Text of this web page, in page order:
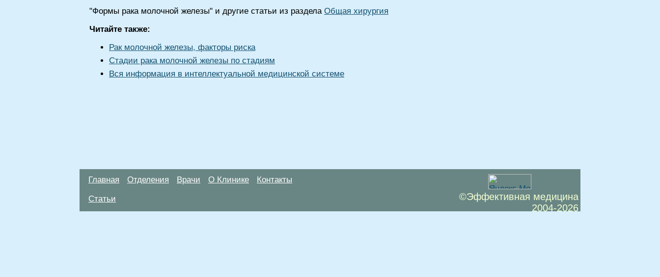
"Формы рака молочной железы" и другие статьи из раздела Общая хирургия
Читайте также:
Рак молочной железы, факторы риска
Стадии рака молочной железы по стадиям
Вся информация в интеллектуальной медицинской системе
Главная Отделения Врачи О Клинике Контакты
Статьи
©Эффективная медицина
2004-2026